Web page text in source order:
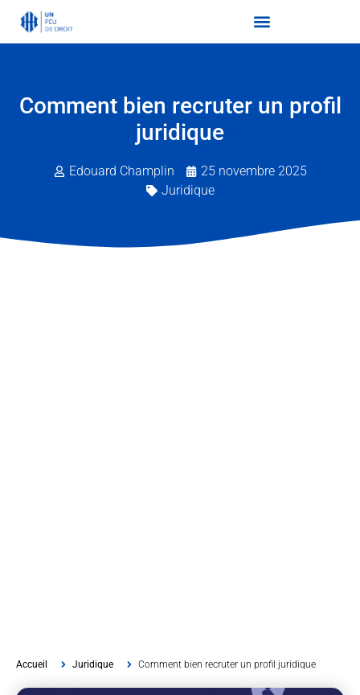
Comment bien recruter un profil
juridique
Edouard Champlin
25 novembre 2025
Juridique
Accueil Juridique Comment bien recruter un profil juridique